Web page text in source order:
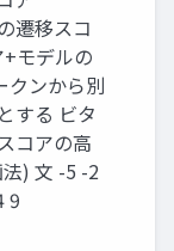
遷移スコ
モデルの
クンから別
する ビタ
コアの高
) 文 -5 -2
9